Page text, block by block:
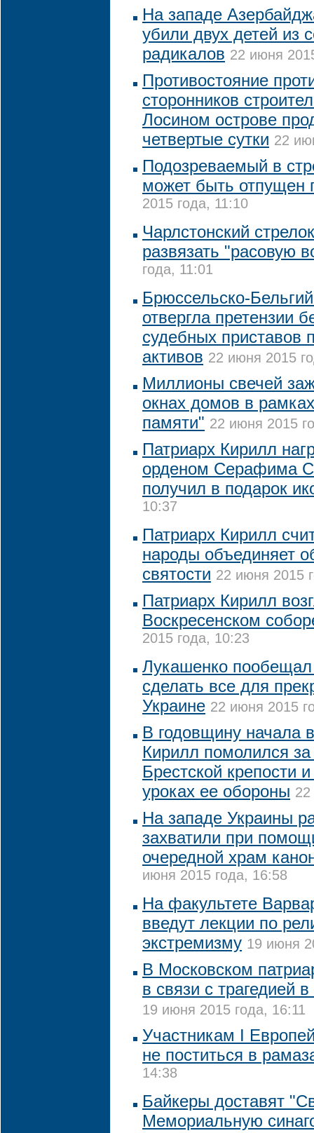
На западе
убили двух детей из
радикалов 22 июня
Противостояние
сторонников
Лосином острове
четвертые сутки 22
Подозреваемый в
может быть отпущен
2015 года, 11:10
Чарлстонский
развязать "расовую
года, 11:01
Брюссельско-
отвергла претензии
судебных приставов
активов 22 июня 2015
Миллионы свечей
окнах домов в
памяти" 22 июня 2015
Патриарх Кирилл
орденом Серафима
получил в подарок
10:37
Патриарх Кирилл
народы объединяет
святости 22 июня 2015
Патриарх Кирилл
Воскресенском
2015 года, 10:23
Лукашенко пообещал
сделать все для
Украине 22 июня 2015
В годовщину начала
Кирилл помолился за
Брестской крепости
уроках ее обороны
На западе Украины
захватили при
очередной храм
июня 2015 года, 16:58
На факультете
введут лекции по
экстремизму 19 июня
В Московском
в связи с трагедией
19 июня 2015 года, 16:11
Участникам I
не поститься в
14:38
Байкеры доставят
Мемориальную